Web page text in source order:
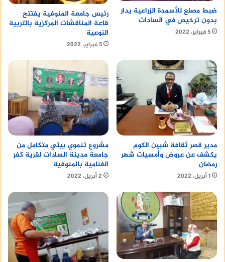
ضبط مصنع للأسمدة الزراعية يدار
بدون ترخيص في السادات
5 فبراير، 2022
رئيس جامعة المنوفية يفتتح
قاعة المناقشات المركزية بالتربية
النوعية
5 فبراير، 2022
مدير قصر ثقافة شبين الكوم
يكشف عن عروض وأمسيات شهر
رمضان
1 أبريل، 2022
مشروع تنموي بيئي متكامل من
جامعة مدينة السادات لقرية كفر
الغنامية بالمنوفية
2 أبريل، 2022